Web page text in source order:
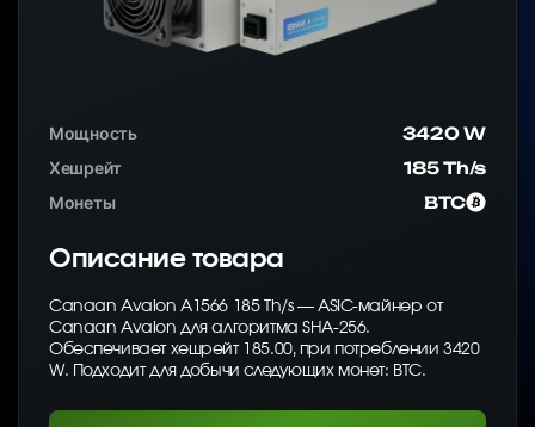
Мощность
3420 W
Хешрейт
185 Th/s
Монеты
BTC
Описание товара
Canaan Avalon A1566 185 Th/s — ASIC-майнер от
Canaan Avalon для алгоритма SHA-256.
Обеспечивает хешрейт 185.00, при потреблении 3420
W. Подходит для добычи следующих монет: BTC.